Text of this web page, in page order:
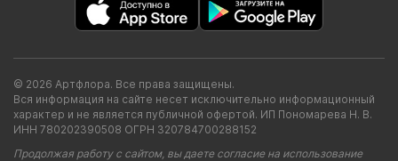
© 2026 Артфлора. Все права защищены.
Вся информация на сайте несет исключительно информационный
характер и не является публичной офертой. ИП Пономарева Н. В.
ИНН 780202390508 ОГРН 320784700288152
Продолжая работу с сайтом, вы даете согласие на использование